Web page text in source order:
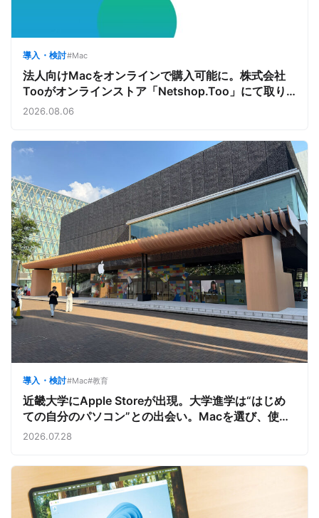
導入・検討#Mac
法人向けMacをオンラインで購入可能に。株式会社
Tooがオンラインストア「Netshop.Too」にて取り
扱いをスタート。デバイス調達の手間を減らし、スピ
2026.08.06
導入・検討#Mac#教育
近畿大学にApple Storeが出現。大学進学は“はじめ
ての自分のパソコン”との出会い。Macを選び、使う
魅力と楽しさを、夏のオープンキャンパスでアピール
2026.07.28